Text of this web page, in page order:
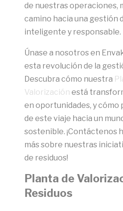
de nuestras operaciones,
camino hacia una gestión
inteligente y responsable.
Únase a nosotros en
esta revolución de la
Descubra cómo nuestra
Valorización está
en oportunidades, y
de este viaje hacia un
sostenible. ¡Contáctenos
más sobre nuestras
de residuos!
Planta de
Residuos